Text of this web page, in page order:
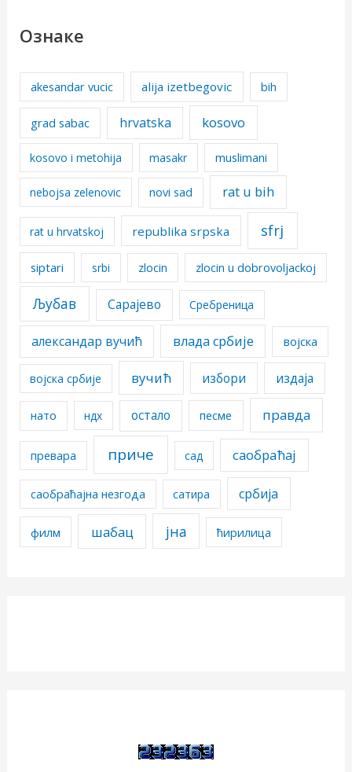
Ознаке
akesandar vucic alija izetbegovic bih
grad sabac hrvatska kosovo
kosovo i metohija masakr muslimani
nebojsa zelenovic novi sad rat u bih
rat u hrvatskoj republika srpska sfrj
siptari srbi zlocin zlocin u dobrovoljackoj
Љубав Сарајево Сребреница
александар вучић влада србије војска
војска србије вучић избори издаја
нато ндх остало песме правда
превара приче сад саобраћај
саобраћајна незгода сатира србија
филм шабац јна ћирилица